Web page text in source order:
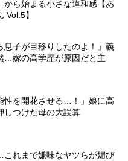
から始まる小さな違和感【あ
Vol.5】
息子が目移りしたのよ！」義
…嫁の高学歴が原因だと主
性を開花させる…！」娘に高
しつけた母の大誤算
れまで嫌味なヤツらが媚び